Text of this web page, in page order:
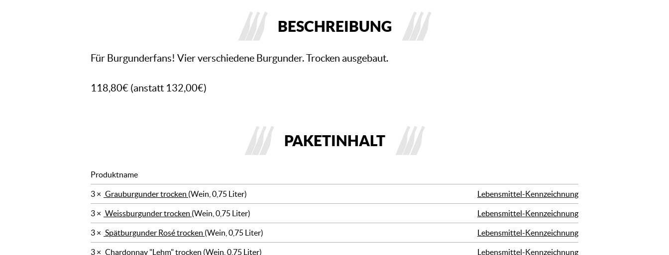
BESCHREIBUNG
Für Burgunderfans! Vier verschiedene Burgunder. Trocken ausgebaut.
118,80€ (anstatt 132,00€)
PAKETINHALT
Produktname
3 × Grauburgunder trocken (Wein, 0,75 Liter) Lebensmittel-Kennzeichnung
3 × Weissburgunder trocken (Wein, 0,75 Liter) Lebensmittel-Kennzeichnung
3 × Spätburgunder Rosé trocken (Wein, 0,75 Liter) Lebensmittel-Kennzeichnung
3 × Chardonnay "Lehm" trocken (Wein, 0,75 Liter) Lebensmittel-Kennzeichnung